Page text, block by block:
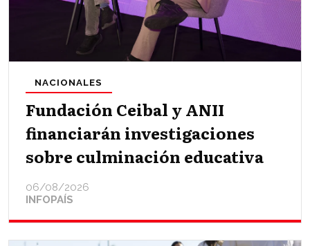
Fundación Ceibal y ANII
financiarán investigaciones
sobre culminación educativa
INFOPAÍS
NACIONALES
06/08/2026